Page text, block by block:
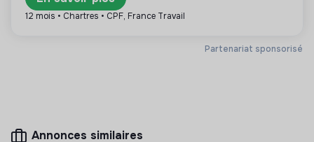
Plus d'informations
ÉcologiePartenariat sponsorisé
12 mois • Chartres • CPF, France Travail
Annonces similaires